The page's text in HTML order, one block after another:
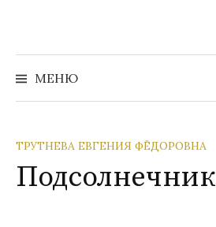
содержимому
МЕНЮ
ТРУТНЕВА ЕВГЕНИЯ ФЁДОРОВНА
Подсолнечник